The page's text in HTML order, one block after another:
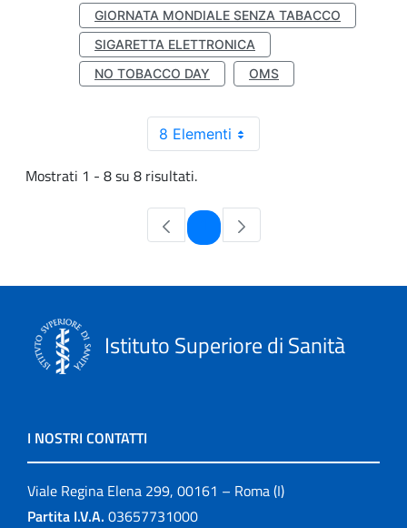
GIORNATA MONDIALE SENZA TABACCO
SIGARETTA ELETTRONICA
NO TOBACCO DAY
OMS
8 Elementi
Mostrati 1 - 8 su 8 risultati.
Pagina
Istituto Superiore di Sanità
I NOSTRI CONTATTI
Viale Regina Elena 299, 00161 – Roma (I)
Partita I.V.A. 03657731000